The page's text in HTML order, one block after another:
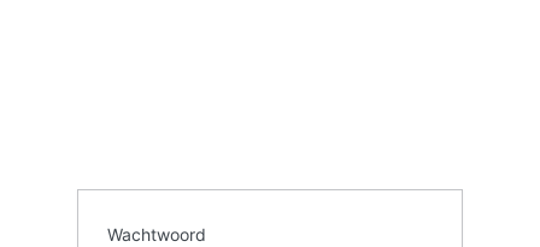
Wachtwoord